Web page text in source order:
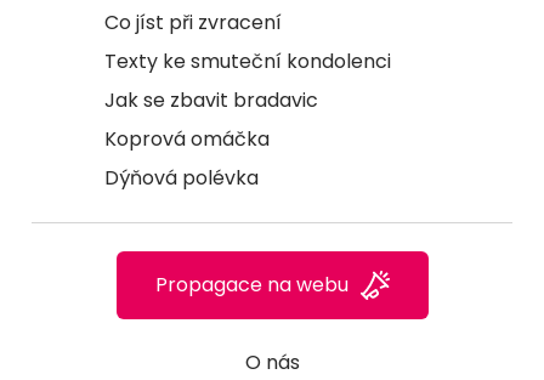
Co jíst při zvracení
Texty ke smuteční kondolenci
Jak se zbavit bradavic
Koprová omáčka
Dýňová polévka
O nás
Propagace na webu